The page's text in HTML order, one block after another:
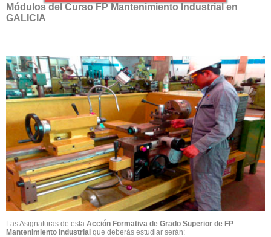
Módulos del Curso FP Mantenimiento Industrial en
GALICIA
Las Asignaturas de esta Acción Formativa de Grado Superior de FP
Mantenimiento Industrial que deberás estudiar serán: